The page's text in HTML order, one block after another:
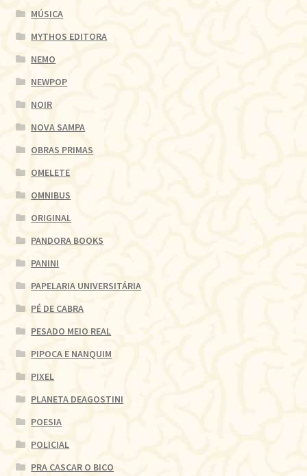
MÚSICA
MYTHOS EDITORA
NEMO
NEWPOP
NOIR
NOVA SAMPA
OBRAS PRIMAS
OMELETE
OMNIBUS
ORIGINAL
PANDORA BOOKS
PANINI
PAPELARIA UNIVERSITÁRIA
PÉ DE CABRA
PESADO MEIO REAL
PIPOCA E NANQUIM
PIXEL
PLANETA DEAGOSTINI
POESIA
POLICIAL
PRA CASCAR O BICO